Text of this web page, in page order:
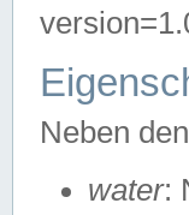
Neben
water: